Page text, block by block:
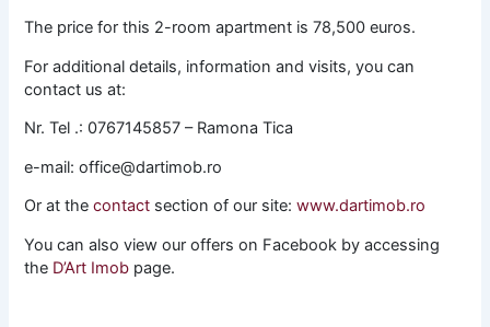
The price for this 2-room apartment is 78,500 euros.
For additional details, information and visits, you can
contact us at:
Nr. Tel .: 0767145857 – Ramona Tica
e-mail: office@dartimob.ro
Or at thecontact section of our site:www.dartimob.ro
You can also view our offers on Facebook by accessing
the D’Art Imob page.